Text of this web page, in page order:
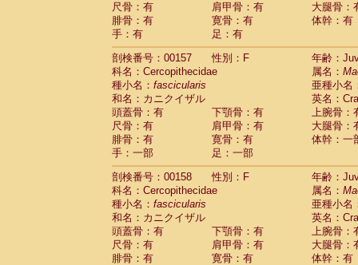
尺骨：有
肩甲骨：有
大腿骨：
腓骨：有
寛骨：有
体幹：有
手：有
足：有
剖検番号：00157
性別：F
年齢：
科名：Cercopithecidae
属名：
種小名： fascicularis
亜種小名
和名：カニクイザル
英名：
頭蓋骨：有
下顎骨：有
上腕骨：
尺骨：有
肩甲骨：有
大腿骨：
腓骨：有
寛骨：有
体幹：一
手：一部
足：一部
剖検番号：00158
性別：F
年齢：
科名：Cercopithecidae
属名：
種小名： fascicularis
亜種小名
和名：カニクイザル
英名：
頭蓋骨：有
下顎骨：有
上腕骨：
尺骨：有
肩甲骨：有
大腿骨：
腓骨：有
寛骨：有
体幹：有